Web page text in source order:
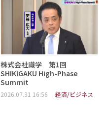
株式会社識学 第1回
SHIKIGAKU High-Phase
Summit
2026.07.31 16:56 経済/ビジネス